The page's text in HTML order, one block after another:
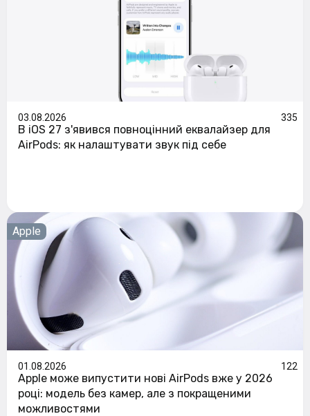
03.08.2026 335
В iOS 27 з'явився повноцінний еквалайзер для
AirPods: як налаштувати звук під себе
Apple
01.08.2026 122
Apple може випустити нові AirPods вже у 2026
році: модель без камер, але з покращеними
можливостями